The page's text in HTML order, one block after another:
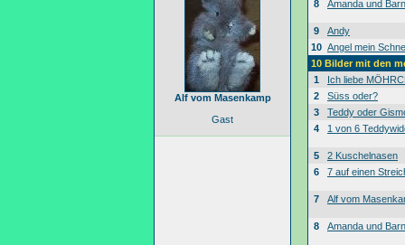
Alf vom Masenkamp
Gast
8 Amanda und
9
Andy
10 Angel mein
10 Bilder mit den
1
Ich liebe
2
Süss oder?
3
Teddy oder
4
1 von 6
5
2 Kuschelnasen
6
7 auf einen
7 Alf vom
8 Amanda und